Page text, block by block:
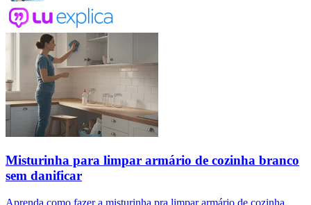
Misturinha para limpar armário de cozinha branco
sem danificar
Aprenda como fazer a misturinha pra limpar armário de cozinha